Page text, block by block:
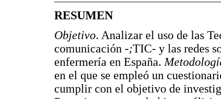
RESUMEN
Objetivo. Analizar el uso de las
comunicación -;TIC- y las redes
enfermería en España.
en el que se empleó un
cumplir con el objetivo de